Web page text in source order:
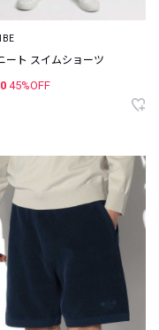
ート スイムショーツ
45%OFF